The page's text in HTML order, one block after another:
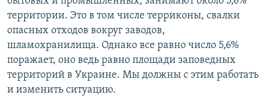
территории. Это в том числе терриконы, свалки
опасных отходов вокруг заводов,
шламохранилища. Однако все равно число 5,6%
поражает, оно ведь равно площади заповедных
территорий в Украине. Мы должны с этим работать
и изменить ситуацию.